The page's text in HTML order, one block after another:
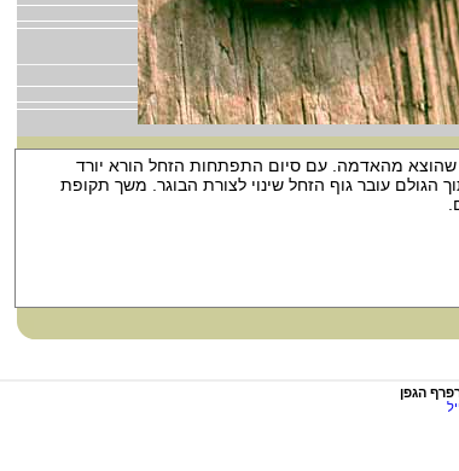
שהוצא מהאדמה. עם סיום התפתחות הזחל הורא יורד
הגולם עובר גוף הזחל שינוי לצורת הבוגר. משך תקופת
הגפן